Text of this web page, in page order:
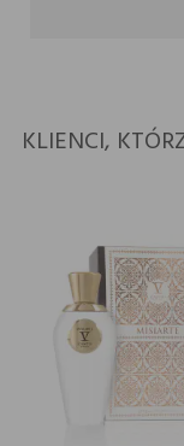
KLIENCI,